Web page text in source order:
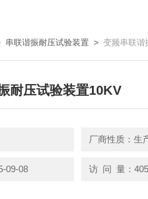
串联谐振耐压试验装置 > 变频串联谐
耐压试验装置10KV
厂商性质：生
09-08 访 问 量：405